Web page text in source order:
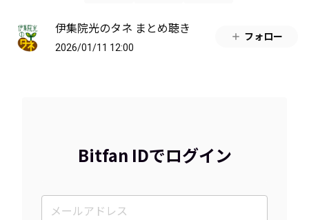
伊集院光のタネ まとめ聴き
2026/01/11 12:00
フォロー
Bitfan IDでログイン